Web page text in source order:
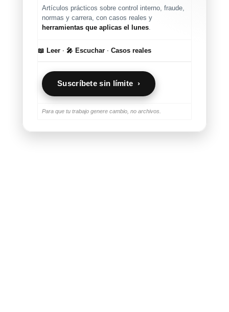
Artículos prácticos sobre control interno, fraude,
normas y carrera, con casos reales y
herramientas que aplicas el lunes.
📖 Leer · 🎤 Escuchar · Casos reales
Suscríbete sin límite ›
Para que tu trabajo genere cambio, no archivos.